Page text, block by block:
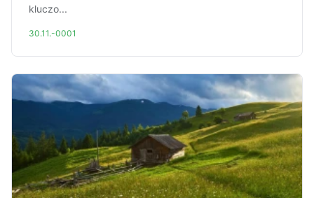
kluczo...
30.11.-0001